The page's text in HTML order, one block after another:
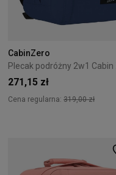
CabinZero
271,15 zł
Cena regularna: 319,00 zł